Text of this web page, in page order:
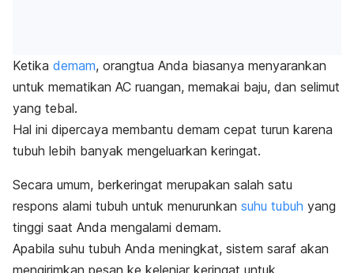
Ketika demam, orangtua Anda biasanya menyarankan
untuk mematikan AC ruangan, memakai baju, dan selimut
yang tebal.
Hal ini dipercaya membantu demam cepat turun karena
tubuh lebih banyak mengeluarkan keringat.
Secara umum, berkeringat merupakan salah satu
respons alami tubuh untuk menurunkan suhu tubuh yang
tinggi saat Anda mengalami demam.
Apabila suhu tubuh Anda meningkat, sistem saraf akan